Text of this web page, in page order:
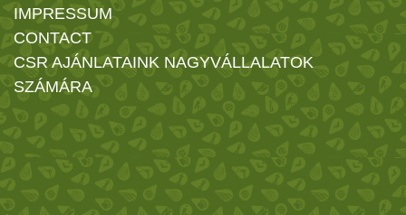
IMPRESSUM
CONTACT
CSR AJÁNLATAINK NAGYVÁLLALATOK
SZÁMÁRA